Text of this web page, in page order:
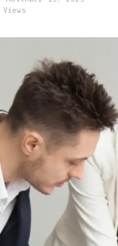
Views